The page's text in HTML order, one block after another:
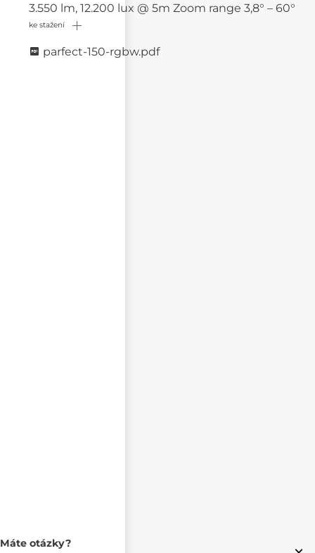
3.550 lm, 12.200 lux @ 5m Zoom range 3,8° – 60°
ke stažení
parfect-150-rgbw.pdf
Máte otázky?